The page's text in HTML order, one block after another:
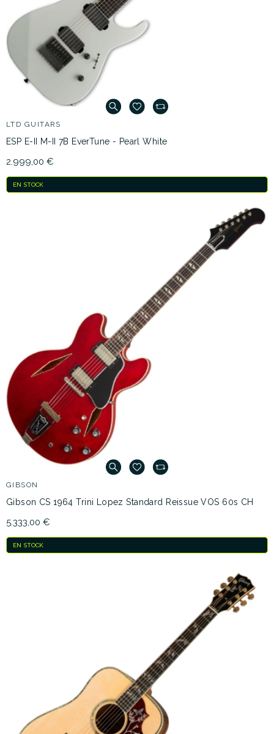
LTD GUITARS
ESP E-II M-II 7B EverTune - Pearl White
2.999,00 €
EN STOCK
GIBSON
Gibson CS 1964 Trini Lopez Standard Reissue VOS 60s CH
5.333,00 €
EN STOCK